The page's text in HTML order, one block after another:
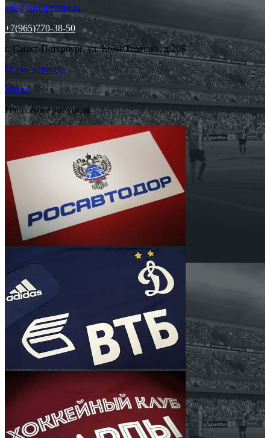
spb@sportprintm.ru
+7(965)770-38-50
г. Санкт-Петербург, ул. Коли Томчака, д.20Б
Схема проезда
Меню
Нанесение рисунков